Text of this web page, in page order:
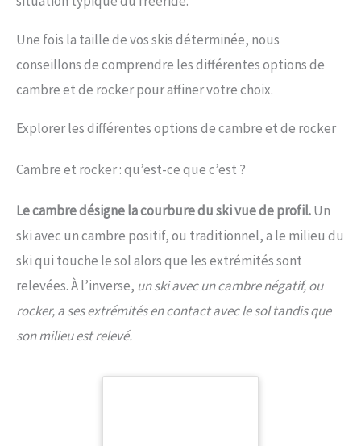
Une fois la taille de vos skis déterminée, nous
conseillons de comprendre les différentes options de
cambre et de rocker pour affiner votre choix.
Explorer les différentes options de cambre et de rocker
Cambre et rocker : qu’est-ce que c’est ?
Le cambre désigne la courbure du ski vue de profil.Un
ski avec un cambre positif, ou traditionnel, a le milieu du
ski qui touche le sol alors que les extrémités sont
relevées. À l’inverse, un ski avec un cambre négatif, ou
rocker, a ses extrémités en contact avec le sol tandis que
son milieu est relevé.